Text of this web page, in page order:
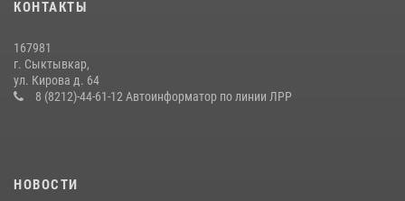
покупателя
Житель Сыктывкара привлечен к административной
ответственности за утерю оружия
КОНТАКТЫ
167981
г. Сыктывкар,
ул. Кирова д. 64
8 (8212)-44-61-12 Автоинформатор по линии ЛРР
НОВОСТИ